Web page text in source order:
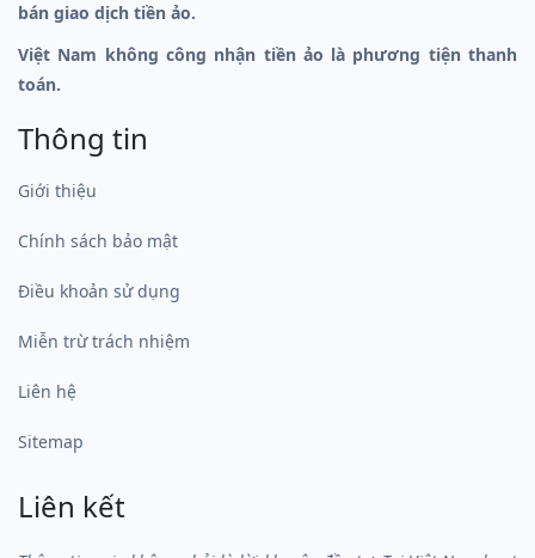
bán giao dịch tiền ảo.
Việt Nam không công nhận tiền ảo là phương tiện thanh
toán.
Thông tin
Giới thiệu
Chính sách bảo mật
Điều khoản sử dụng
Miễn trừ trách nhiệm
Liên hệ
Sitemap
Liên kết